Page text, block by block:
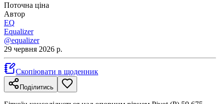
Поточна ціна
Автор
EQ
Equalizer
@equalizer
29 червня 2026 р.
Скопіювати в щоденник
Поділитись